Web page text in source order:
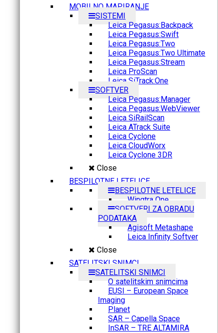
MOBILNO MAPIRANJE
SISTEMI
Leica Pegasus:Backpack
Leica Pegasus:Swift
Leica Pegasus:Two
Leica Pegasus:Two Ultimate
Leica Pegasus:Stream
Leica ProScan
Leica SiTrack:One
SOFTVER
Leica Pegasus:Manager
Leica Pegasus:WebViewer
Leica SiRailScan
Leica ATrack Suite
Leica Cyclone
Leica CloudWorx
Leica Cyclone 3DR
Close
BESPILOTNE LETELICE
BESPILOTNE LETELICE
Wingtra One
SOFTVERI ZA OBRADU
PODATAKA
Agisoft Metashape
Leica Infinity Softver
Close
SATELITSKI SNIMCI
SATELITSKI SNIMCI
O satelitskim snimcima
EUSI – European Space
Imaging
Planet
SAR – Capella Space
InSAR – TRE ALTAMIRA